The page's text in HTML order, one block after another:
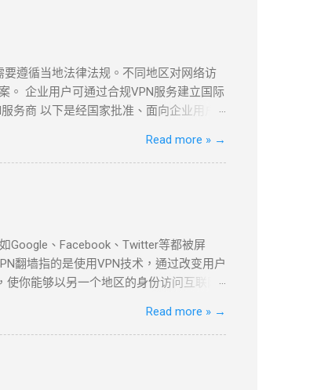
遵循当地法律法规。不同地区对网络访
。 企业用户可通过合规VPN服务建立国际
务商 以下是经国家批准、面向企业用户
据中心与VPC的安全通信。 ...
Read more » →
Google、Facebook、Twitter等都被屏
翻墙指的是使用VPN技术，通过改变用户
你能够以另一个地区的身份访问互联网
的服务器，适合各种设备使用。
器，例如美国或香港。 开始浏览 ：一旦
Read more » →